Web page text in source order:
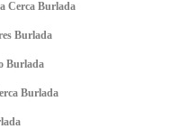
Cerca Burlada
Burlada
Burlada
Burlada